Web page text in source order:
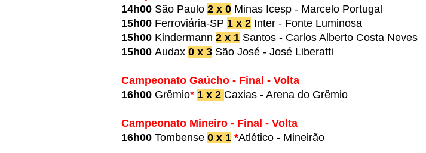
14h00 São Paulo 2 x 0 Minas Icesp - Marcelo Portugal
15h00 Ferroviária-SP 1 x 2 Inter - Fonte Luminosa
15h00 Kindermann 2 x 1 Santos - Carlos Alberto Costa Neves
15h00 Audax 0 x 3 São José - José Liberatti
Campeonato Gaúcho - Final - Volta
16h00 Grêmio* 1 x 2 Caxias - Arena do Grêmio
Campeonato Mineiro - Final - Volta
16h00 Tombense 0 x 1 *Atlético - Mineirão